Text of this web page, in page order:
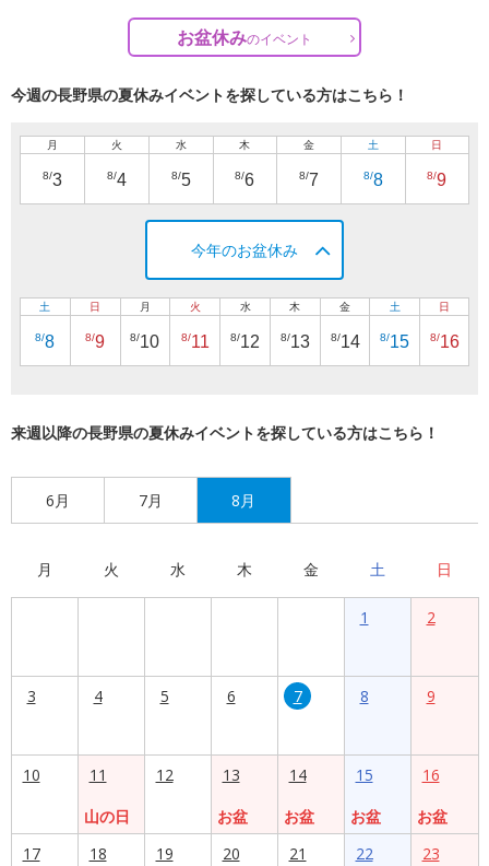
お盆休みのイベント
今週の長野県の夏休みイベントを探している方はこちら！
月
8/3
火
8/4
水
8/5
木
8/6
金
8/7
土
8/8
日
8/9
今年のお盆休み
土
8/8
日
8/9
月
8/10
火
8/11
水
8/12
木
8/13
金
8/14
土
8/15
日
8/16
来週以降の長野県の夏休みイベントを探している方はこちら！
6月 7月 8月
月 火 水 木 金 土 日
1 2
3 4 5 6 7 8 9
10
11
山の日
12
13
お盆
14
お盆
15
お盆
16
お盆
17
18 19 20 21 22 23